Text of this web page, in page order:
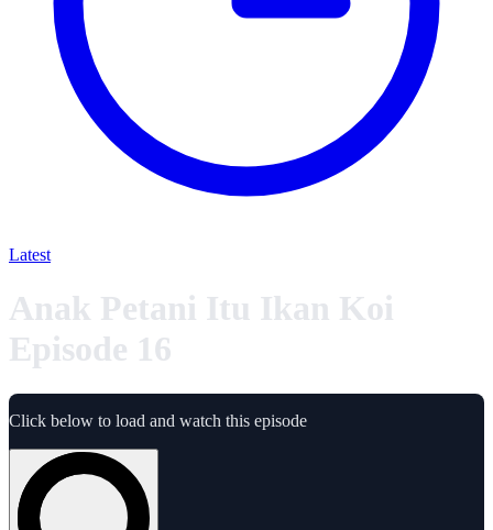
Latest
Anak Petani Itu Ikan Koi
Episode 16
Click below to load and watch this episode